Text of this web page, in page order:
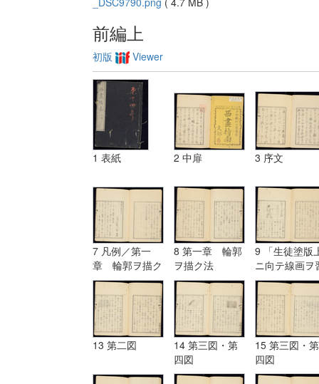
前編上
初版 Viewer
1 表紙 2 中扉 3 序文
7 凡例／第一
章 輪郭ヲ描ク
法
8 第一章 輪郭
ヲ描ク法
9 「生徒塗版
ニ向テ線画ヲ
フ図」
13 第二図
14 第三図・第
四図
15 第三図・第
四図